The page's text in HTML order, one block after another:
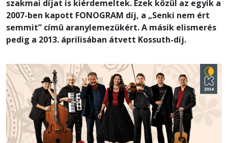
szakmai díjat is kiérdemeltek. Ezek közül az egyik a
2007-ben kapott FONOGRAM díj, a „Senki nem ért
semmit” címû aranylemezükért. A másik elismerés
pedig a 2013. áprilisában átvett Kossuth-díj.